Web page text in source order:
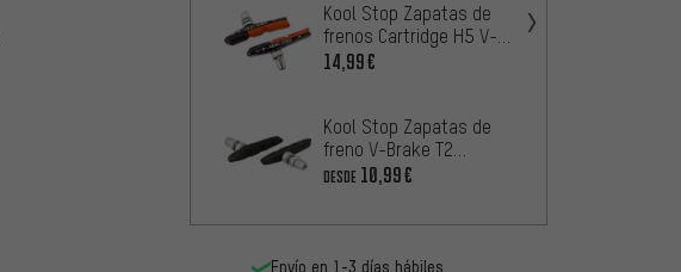
Kool Stop Zapatas de
frenos Cartridge H5 V-
Brake
14,99€
Kool Stop Zapatas de
freno V-Brake T2
Thinline
DESDE 10,99€
Envío en 1-3 días hábiles